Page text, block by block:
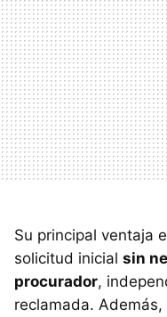
Su principal ventaja
solicitud inicial sin
procurador,
reclamada. Además,